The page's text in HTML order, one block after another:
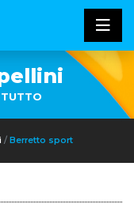
Berretto sport